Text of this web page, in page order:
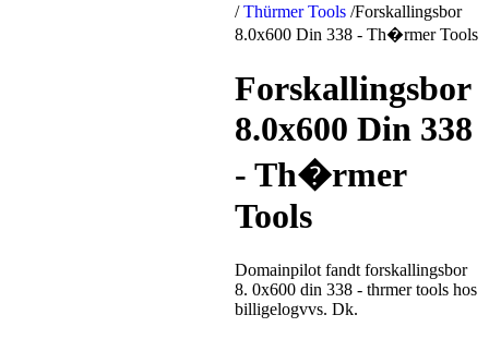
/ Thürmer Tools /Forskallingsbor
8.0x600 Din 338 - Th�rmer Tools
Forskallingsbor
8.0x600 Din 338
- Th�rmer
Tools
Domainpilot fandt forskallingsbor
8. 0x600 din 338 - thrmer tools hos
billigelogvvs. Dk.